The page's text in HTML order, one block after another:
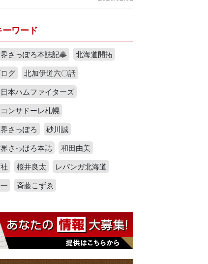
ワード
さっぽろ本誌記事
北海道開拓
グ
北加伊道六〇話
本ハムファイターズ
ンサドーレ札幌
さっぽろ
砂川誠
さっぽろ本誌
和田由美
桜井良太
レバンガ北海道
斉藤こずゑ